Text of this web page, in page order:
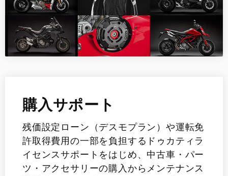
購入サポート
残価設定ローン（デスモプラン）や運転免
許取得費用の一部を負担するドゥカティラ
イセンスサポートをはじめ、中古車・パー
ツ・アクセサリーの購入からメンテナンス